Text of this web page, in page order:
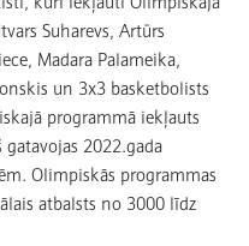
Suharevs, Artūrs
Madara Palameika,
un 3x3 basketbolists
programmā iekļauts
2022.gada
Olimpiskās programmas
atbalsts no 3000 līdz